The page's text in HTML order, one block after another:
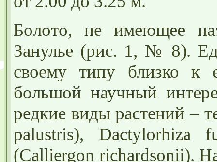
Болото, не имеющее
Занулье (рис. 1, № 8).
своему типу близко к
большой научный
редкие виды растений –
palustris), Dactylorhiza
(Calliergon richardsonii).